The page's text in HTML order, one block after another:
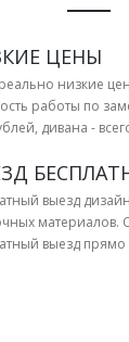
ЦЕНЫ
низкие
работы по
дивана -
выезд
материалов.
выезд прямо